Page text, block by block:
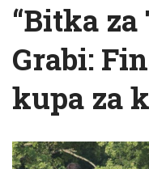
“Bitka
Grabi:
kupa za